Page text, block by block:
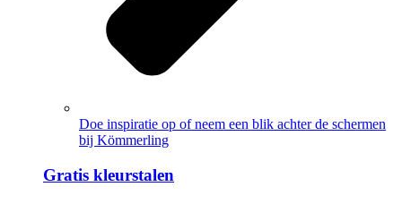
Doe inspiratie op of neem een blik achter de schermen
bij Kömmerling
Gratis kleurstalen